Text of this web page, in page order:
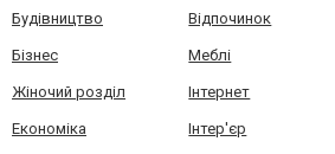
Будівництво Відпочинок
Бізнес Меблі
Жіночий розділ Інтернет
Економіка Інтер'єр